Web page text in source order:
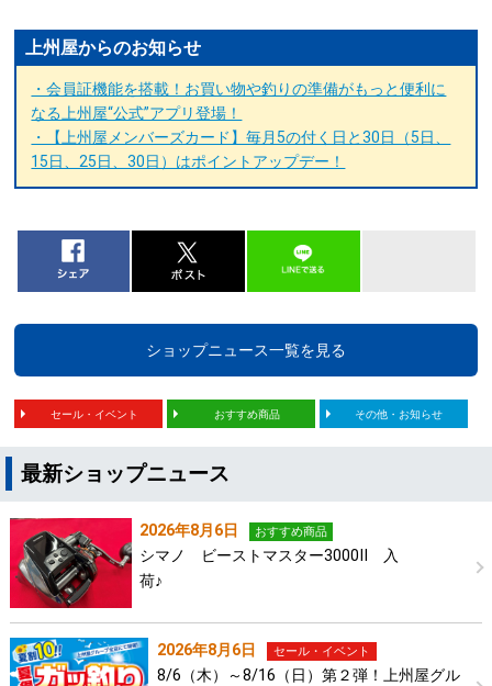
上州屋からのお知らせ
・会員証機能を搭載！お買い物や釣りの準備がもっと便利に
なる上州屋“公式”アプリ登場！
・【上州屋メンバーズカード】毎月5の付く日と30日（5日、
15日、25日、30日）はポイントアップデー！
ショップニュース一覧を見る
セール・イベント おすすめ商品 その他・お知らせ
最新ショップニュース
2026年8月6日 おすすめ商品
シマノ ビーストマスター3000Ⅱ 入
荷♪
2026年8月6日 セール・イベント
8/6（木）～8/16（日）第２弾！上州屋グル